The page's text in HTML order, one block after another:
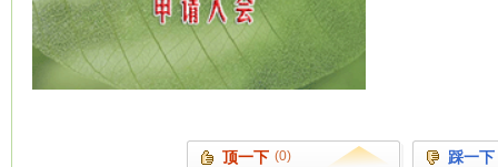
顶一下 (0) 踩一下